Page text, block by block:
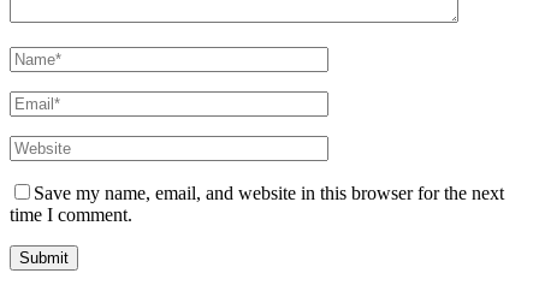
Save my name, email, and website in this browser for the next
time I comment.